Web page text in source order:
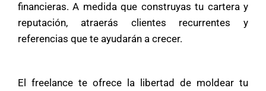
financieras. A medida que construyas tu cartera y
reputación, atraerás clientes recurrentes y
referencias que te ayudarán a crecer.
El freelance te ofrece la libertad de moldear tu